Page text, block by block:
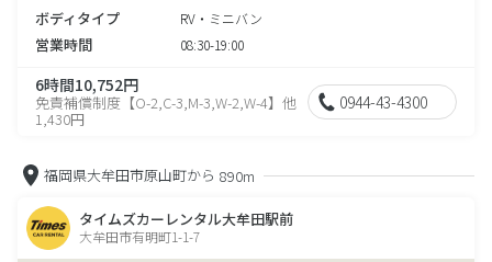
ボディタイプ RV・ミニバン
営業時間 08:30-19:00
6時間10,752円
免責補償制度【O-2,C-3,M-3,W-2,W-4】他
1,430円
0944-43-4300
福岡県大牟田市原山町から 890m
タイムズカーレンタル大牟田駅前
大牟田市有明町1-1-7